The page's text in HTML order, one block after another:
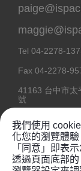
Tel 04-2278-
Fax 04-2278-
41163 台中市太
號
我們使用
化您的瀏覽體
「同意」即表
透過頁面底部